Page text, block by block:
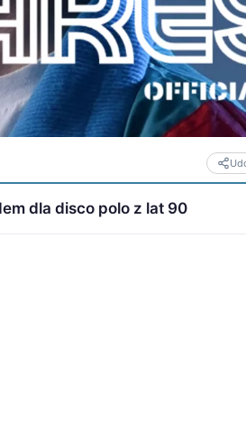
dla disco polo z lat 90